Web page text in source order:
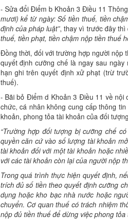
- Sửa đổi Điểm b Khoản 3 Điều 11
mươi) kể từ ngày:Số tiền thuế, tiền
định của pháp luật”, thay vì trước đây thì
thuế, tiền phạt, tiền chậm nộp tiền thuế
Đồng thời, đối với trường hợp người nộp
quyết định cưỡng chế là ngay sau
hạn ghi trên quyết định xử phạt (trừ
thuế).
- Bãi bỏ Điểm d Khoản 3 Điều 11 về nội
chức, cá nhân không cung cấp thông
khoản, phong tỏa tài khoản của đối
“Trường hợp đối tượng bị cưỡng chế
quyền căn cứ vào sốlượng tài khoản mở
tài khoản đối với một tài khoản hoặc
với các tài khoản còn lại của người nộp
Trong quá trình thực hiện quyết định,
trích đủ số tiền theo quyết định cưỡng
dụng hoặc kho bạc nhà nước hoặc
chuyển. Cơ quan thuế cótrách nhiệm
nộp đủtiền thuế đểdừng việc phong tỏa